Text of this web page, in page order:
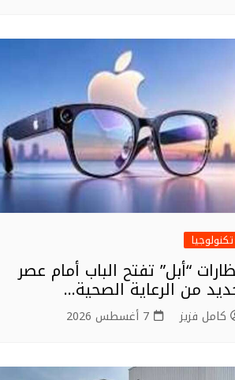
تكنولوجيا
“أبل” تفتح الباب أمام عصر
من الرعاية الصحية…
كامل فزيز 7 أغسطس 2026